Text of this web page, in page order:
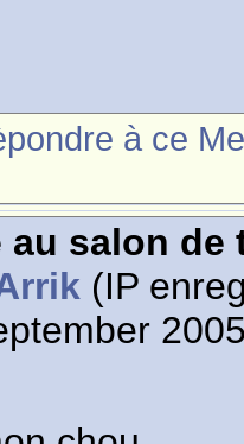
à ce
au salon de
(IP